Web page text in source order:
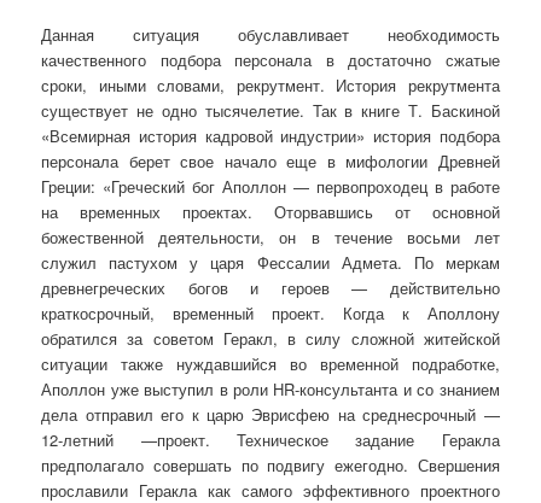
Данная ситуация обуславливает необходимость
качественного подбора персонала в достаточно сжатые
сроки, иными словами, рекрутмент. История рекрутмента
существует не одно тысячелетие. Так в книге Т. Баскиной
«Всемирная история кадровой индустрии» история подбора
персонала берет свое начало еще в мифологии Древней
Греции: «Греческий бог Аполлон — первопроходец в работе
на временных проектах. Оторвавшись от основной
божественной деятельности, он в течение восьми лет
служил пастухом у царя Фессалии Адмета. По меркам
древнегреческих богов и героев — действительно
краткосрочный, временный проект. Когда к Аполлону
обратился за советом Геракл, в силу сложной житейской
ситуации также нуждавшийся во временной подработке,
Аполлон уже выступил в роли HR-консультанта и со знанием
дела отправил его к царю Эврисфею на среднесрочный —
12-летний —проект. Техническое задание Геракла
предполагало совершать по подвигу ежегодно. Свершения
прославили Геракла как самого эффективного проектного